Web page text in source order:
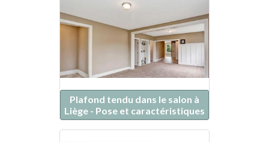
Plafond tendu dans le salon à
Liège - Pose et caractéristiques